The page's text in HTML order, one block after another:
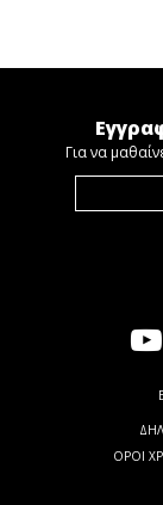
Για να
ΟΡΟΙ